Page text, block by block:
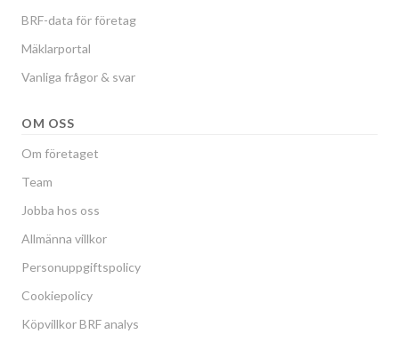
BRF-data för företag
Mäklarportal
Vanliga frågor & svar
OM OSS
Om företaget
Team
Jobba hos oss
Allmänna villkor
Personuppgiftspolicy
Cookiepolicy
Köpvillkor BRF analys